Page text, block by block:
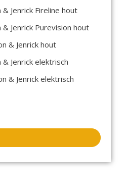
Jenrick Fireline hout
& Jenrick Purevision hout
& Jenrick hout
Jenrick elektrisch
& Jenrick elektrisch